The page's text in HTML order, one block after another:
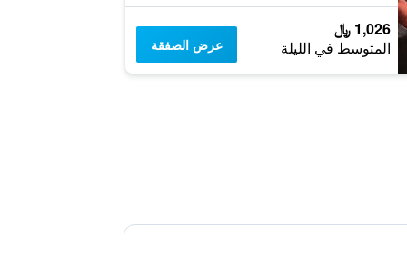
1,026 ﷼
المتوسط في الليلة عرض الصفقة